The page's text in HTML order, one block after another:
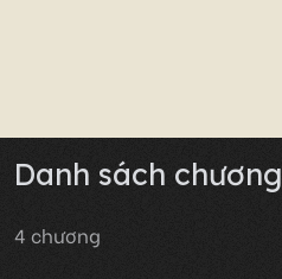
Danh sách chương
4 chương